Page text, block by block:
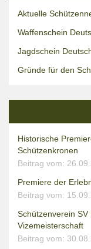
Aktuelle
Waffenschein
Jagdschein
Gründe für den
Historische
Schützenkronen
Beitrag vom:
Premiere der
Beitrag vom:
Schützenverein
Vizemeisterschaft
Beitrag vom: